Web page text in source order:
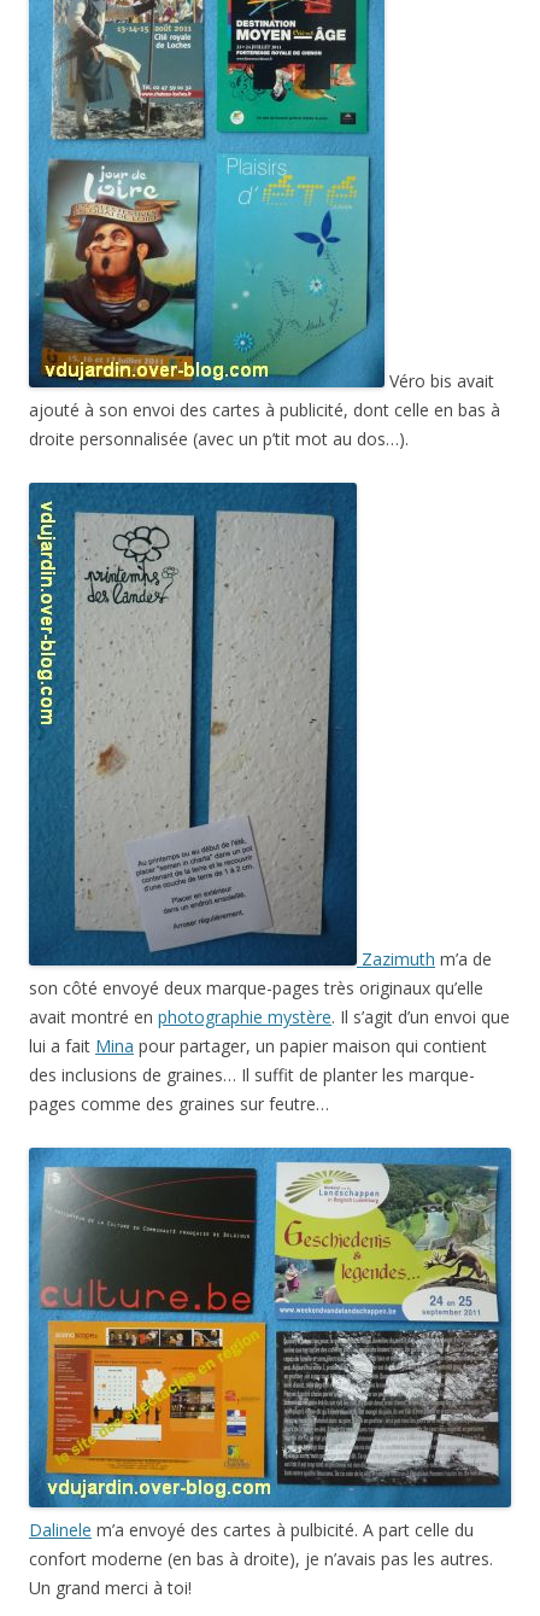
Véro bis avait
ajouté à son envoi des cartes à publicité, dont celle en bas à
droite personnalisée (avec un p’tit mot au dos…).
Zazimuth m’a de
son côté envoyé deux marque-pages très originaux qu’elle
avait montré en photographie mystère. Il s’agit d’un envoi que
lui a fait Mina pour partager, un papier maison qui contient
des inclusions de graines… Il suffit de planter les marque-
pages comme des graines sur feutre…
Dalinele m’a envoyé des cartes à pulbicité. A part celle du
confort moderne (en bas à droite), je n’avais pas les autres.
Un grand merci à toi!